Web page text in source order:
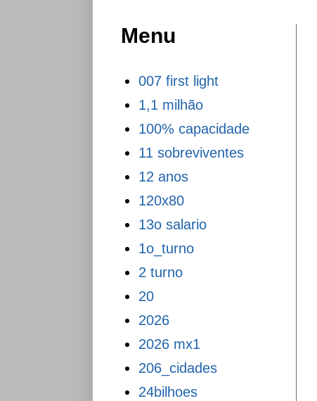
Menu
007 first light
1,1 milhão
100% capacidade
11 sobreviventes
12 anos
120x80
13o salario
1o_turno
2 turno
20
2026
2026 mx1
206_cidades
24bilhoes